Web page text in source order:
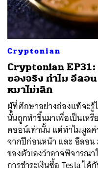
Cryptonian
Cryptonian EP31:
ของจริง ทำไม อีลอ
หมาไม่เลิก
ผู้ที่ศึกษาอย่างถ่องแท้จะรู้
นั้นถูกทำขึ้นมาเพื่อเป็นเห
คอยน์เท่านั้น แต่ทำไมมูล
จากปีก่อนหน้า และ อีลอน
ของตัวเองว่าอาจพิจารณา
การชำระเงินซื้อ Tesla ได้